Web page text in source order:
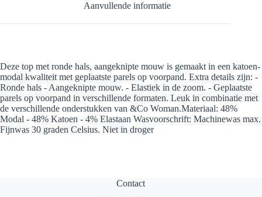
Aanvullende informatie
Deze top met ronde hals, aangeknipte mouw is gemaakt in een katoen-
modal kwaliteit met geplaatste parels op voorpand. Extra details zijn: -
Ronde hals - Aangeknipte mouw. - Elastiek in de zoom. - Geplaatste
parels op voorpand in verschillende formaten. Leuk in combinatie met
de verschillende onderstukken van &Co Woman.Materiaal: 48%
Modal - 48% Katoen - 4% Elastaan Wasvoorschrift: Machinewas max.
Fijnwas 30 graden Celsius. Niet in droger
Contact